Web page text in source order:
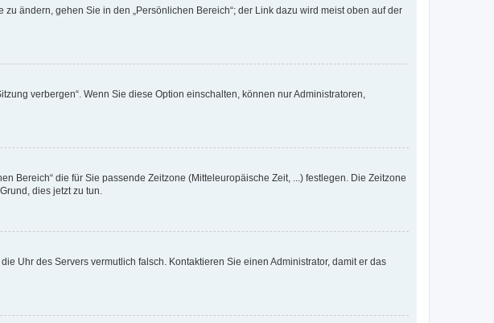
ändern, gehen Sie in den „Persönlichen Bereich“; der Link dazu wird meist oben auf der
verbergen“. Wenn Sie diese Option einschalten, können nur Administratoren,
Bereich“ die für Sie passende Zeitzone (Mitteleuropäische Zeit, ...) festlegen. Die Zeitzone
dies jetzt zu tun.
Uhr des Servers vermutlich falsch. Kontaktieren Sie einen Administrator, damit er das